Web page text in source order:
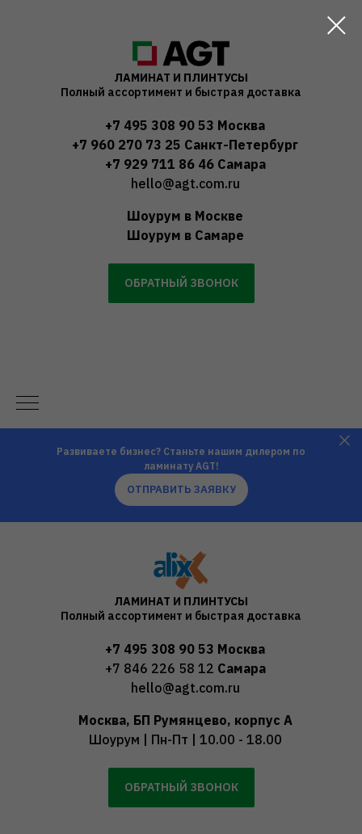
ЛАМИНАТ И ПЛИНТУСЫ
Полный ассортимент и быстрая доставка
+7 495 308 90 53 Москва
+7 960 270 73 25 Санкт-Петербург
+7 929 711 86 46Самара
hello@agt.com.ru
Шоурум в Москве
Шоурум в Самаре
ОБРАТНЫЙ ЗВОНОК
Развиваете бизнес? Станьте нашим дилером по
ламинату AGT!
ОТПРАВИТЬ ЗАЯВКУ
ЛАМИНАТ И ПЛИНТУСЫ
Полный ассортимент и быстрая доставка
+7 495 308 90 53 Москва
+7 846 226 58 12 Самара
hello@agt.com.ru
Москва, БП Румянцево, корпус А
Шоурум | Пн-Пт | 10.00 - 18.00
ОБРАТНЫЙ ЗВОНОК